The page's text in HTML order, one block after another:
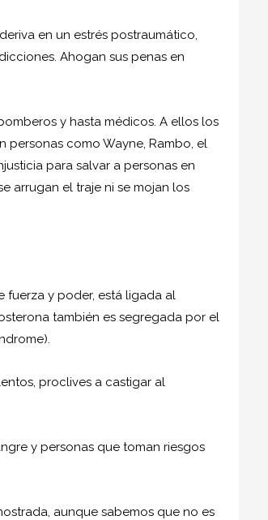
en un estrés postraumático,
Ahogan sus penas en
y hasta médicos. A ellos los
personas como Wayne, Rambo, el
para salvar a personas en
arrugan el traje ni se mojan los
fuerza y poder, está ligada al
también es segregada por el
proclives a castigar al
y personas que toman riesgos
aunque sabemos que no es